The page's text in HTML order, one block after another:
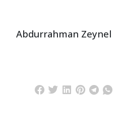
Abdurrahman Zeynel